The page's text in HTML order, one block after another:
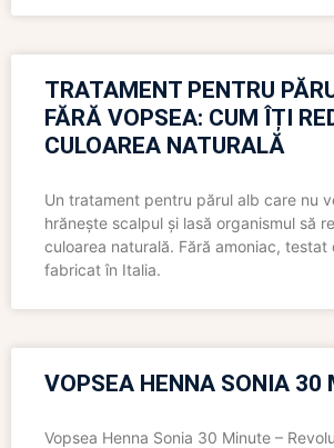
TRATAMENT PENTRU
FĂRĂ VOPSEA: CUM ÎȚI
CULOAREA NATURALĂ
Un tratament pentru părul alb care nu
hrănește scalpul și lasă organismul să
culoarea naturală. Fără amoniac, testat
fabricat în Italia.
VOPSEA HENNA SONIA 30
Vopsea Henna Sonia 30 Minute –